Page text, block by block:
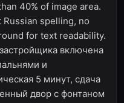
40% of image area.
spelling, no
for text readability.
включена
и
5 минут, сдача
двор с фонтаном